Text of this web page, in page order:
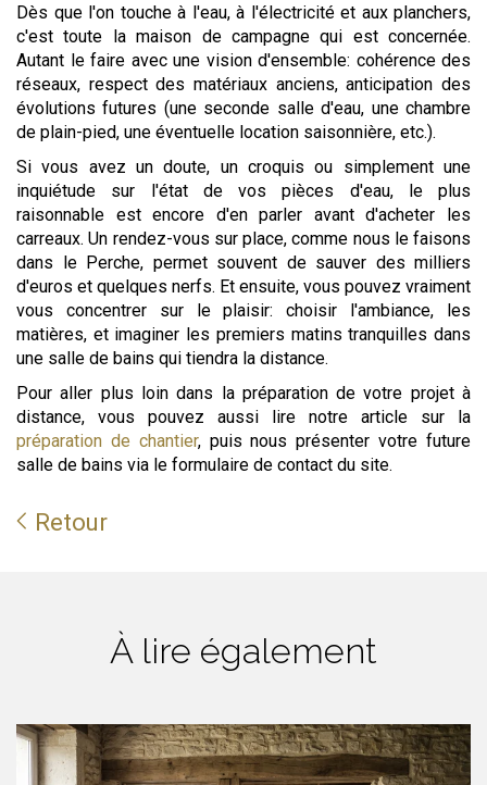
Dès que l'on touche à l'eau, à l'électricité et aux planchers,
c'est toute la maison de campagne qui est concernée.
Autant le faire avec une vision d'ensemble: cohérence des
réseaux, respect des matériaux anciens, anticipation des
évolutions futures (une seconde salle d'eau, une chambre
de plain-pied, une éventuelle location saisonnière, etc.).
Si vous avez un doute, un croquis ou simplement une
inquiétude sur l'état de vos pièces d'eau, le plus
raisonnable est encore d'en parler avant d'acheter les
carreaux. Un rendez-vous sur place, comme nous le faisons
dans le Perche, permet souvent de sauver des milliers
d'euros et quelques nerfs. Et ensuite, vous pouvez vraiment
vous concentrer sur le plaisir: choisir l'ambiance, les
matières, et imaginer les premiers matins tranquilles dans
une salle de bains qui tiendra la distance.
Pour aller plus loin dans la préparation de votre projet à
distance, vous pouvez aussi lire notre article sur la
préparation de chantier, puis nous présenter votre future
salle de bains via le formulaire de contact du site.
Retour
À lire également